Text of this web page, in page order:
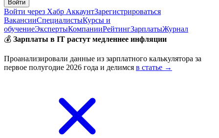
Войти
Войти через Хабр АккаунтЗарегистрироваться
ВакансииСпециалистыКурсы и
обучениеЭкспертыКомпанииРейтингЗарплатыЖурнал
💰 Зарплаты в IT растут медленнее инфляции
Проанализировали данные из зарплатного калькулятора за
первое полугодие 2026 года и делимся в статье →